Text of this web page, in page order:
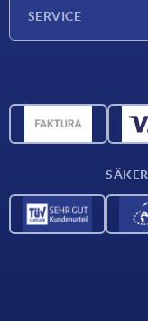
SERVICE
CAD-data